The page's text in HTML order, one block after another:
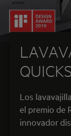
Los
el premio de
innovador